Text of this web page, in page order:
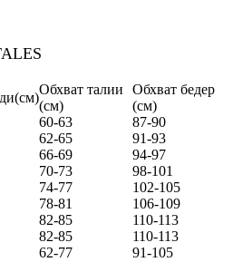
Обхват талии
(см)
Обхват бедер
(см)
60-63
87-90
62-65
91-93
66-69
94-97
70-73
98-101
74-77
102-105
78-81
106-109
82-85
110-113
82-85
110-113
62-77 91-105